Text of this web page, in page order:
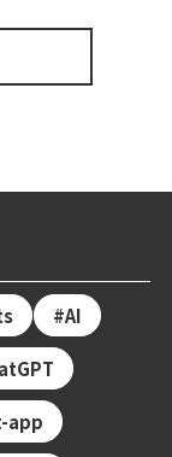
AI
app